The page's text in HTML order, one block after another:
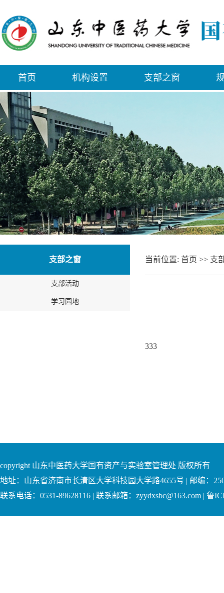
首页 机构设置 支部之窗
支部之窗
支部活动
学习园地
当前位置: 首页 >> 支
333
copyright 山东中医药大学国有资产与实验室管理处 版权所有
地址：山东省济南市长清区大学科技园大学路4655号 | 邮编：
联系电话：0531-89628116 | 联系邮箱：zyydxsbc@163.com | 鲁